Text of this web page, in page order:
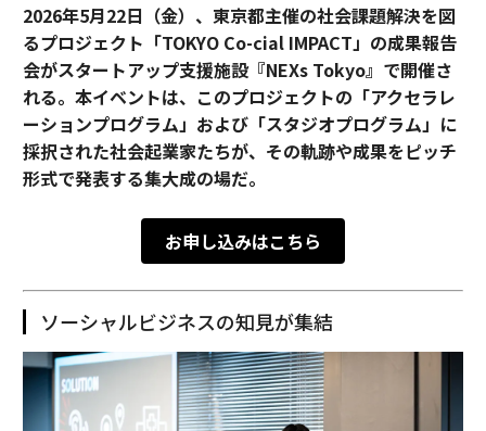
2026年5月22日（金）、東京都主催の社会課題解決を図
るプロジェクト「TOKYO Co-cial IMPACT」の成果報告
会がスタートアップ支援施設『NEXs Tokyo』で開催さ
れる。本イベントは、このプロジェクトの「アクセラレ
ーションプログラム」および「スタジオプログラム」に
採択された社会起業家たちが、その軌跡や成果をピッチ
形式で発表する集大成の場だ。
お申し込みはこちら
ソーシャルビジネスの知見が集結